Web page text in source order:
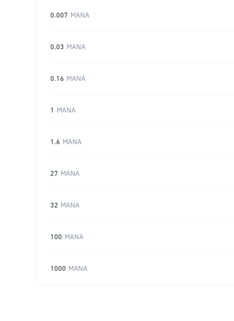
0.007 MANA
0.03 MANA
0.16 MANA
1 MANA
1.6 MANA
27 MANA
32 MANA
100 MANA
1000 MANA